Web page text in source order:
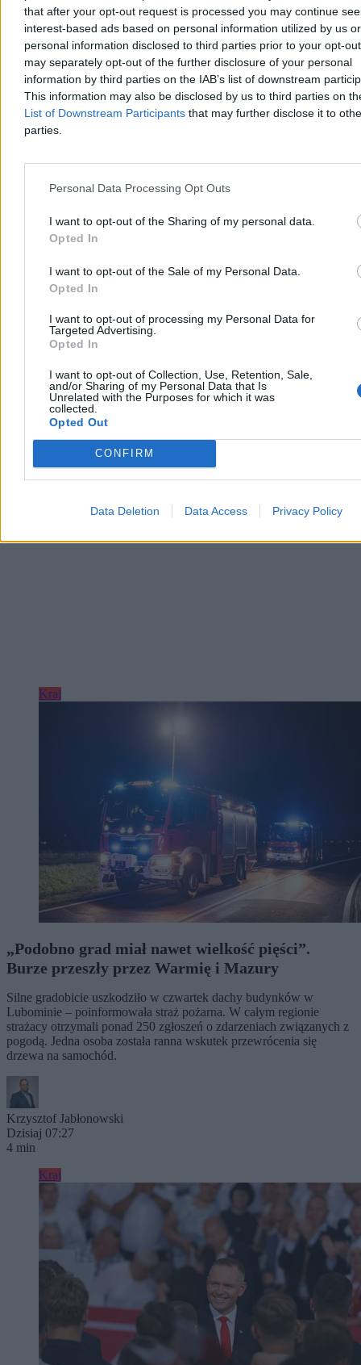
that after your opt-out request is processed you may continue
interest-based ads based on personal information utilized by us or
personal information disclosed to third parties prior to your opt-
may separately opt-out of the further disclosure of your personal
information by third parties on the IAB’s list of downstream
This information may also be disclosed by us to third parties on
List of Downstream Participants that may further disclose it to
parties.
Personal Data Processing Opt Outs
I want to opt-out of the Sharing of my personal data.
Opted In
I want to opt-out of the Sale of my Personal Data.
Opted In
I want to opt-out of processing my Personal Data for
Targeted Advertising.
Opted In
I want to opt-out of Collection, Use, Retention, Sale,
and/or Sharing of my Personal Data that Is
Unrelated with the Purposes for which it was
collected.
Opted Out
CONFIRM
Data Deletion Data Access Privacy Policy
Kraj
37 osób w wodzie. Wywrotka jachtów na jeziorze
Seksty
Na jeziorze Seksty w powiecie piskim wywróciły się cztery jachty z
uczestnikami obozu. Do wody trafiło 31 dzieci i sześciu opiekunów.
Jak przekazały służby, poszkodowani mieli na sonie kamizelki
Krzysztof Jabłonowski
Dzisiaj 09:37
Reklama
Reklama
Kraj
„Podobno grad miał nawet wielkość pięści”.
Burze przeszły przez Warmię i Mazury
Silne gradobicie uszkodziło w czwartek dachy budynków w
Lubominie – poinformowała straż pożarna. W całym regionie
strażacy otrzymali ponad 250 zgłoszeń o zdarzeniach związanych z
pogodą. Jedna osoba została ranna wskutek przewrócenia się
drzewa na samochód.
Krzysztof Jabłonowski
Dzisiaj 07:27
4 min
Kraj